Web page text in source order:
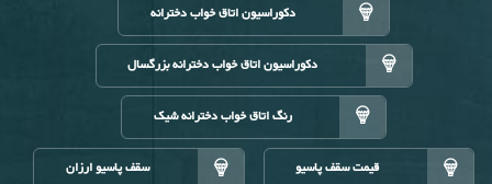
دکوراسیون اتاق خواب دخترانه
دکوراسیون اتاق خواب دخترانه بزرگسال
رنگ اتاق خواب دخترانه شیک
قیمت سقف پاسیو سقف پاسیو ارزان